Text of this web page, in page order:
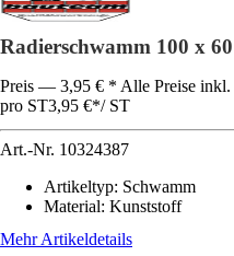
Radierschwamm 100 x
Preis — 3,95 € * Alle Preise inkl.
pro ST3,95 €*/ ST
Art.-Nr. 10324387
Artikeltyp: Schwamm
Material: Kunststoff
Mehr Artikeldetails